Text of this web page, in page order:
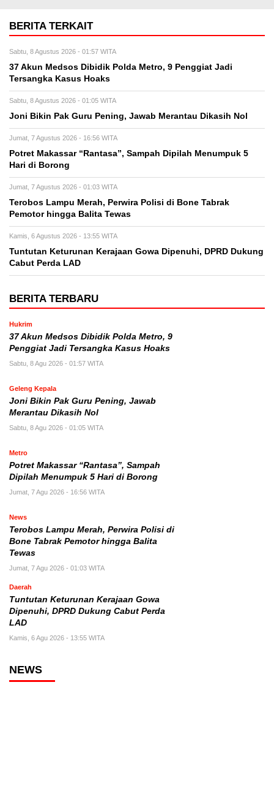
BERITA TERKAIT
Sabtu, 8 Agustus 2026 - 01:57 WITA
37 Akun Medsos Dibidik Polda Metro, 9 Penggiat Jadi
Tersangka Kasus Hoaks
Sabtu, 8 Agustus 2026 - 01:05 WITA
Joni Bikin Pak Guru Pening, Jawab Merantau Dikasih Nol
Jumat, 7 Agustus 2026 - 16:56 WITA
Potret Makassar “Rantasa”, Sampah Dipilah Menumpuk 5
Hari di Borong
Jumat, 7 Agustus 2026 - 01:03 WITA
Terobos Lampu Merah, Perwira Polisi di Bone Tabrak
Pemotor hingga Balita Tewas
Kamis, 6 Agustus 2026 - 13:55 WITA
Tuntutan Keturunan Kerajaan Gowa Dipenuhi, DPRD Dukung
Cabut Perda LAD
BERITA TERBARU
Hukrim
37 Akun Medsos Dibidik Polda Metro, 9
Penggiat Jadi Tersangka Kasus Hoaks
Sabtu, 8 Agu 2026 - 01:57 WITA
Geleng Kepala
Joni Bikin Pak Guru Pening, Jawab
Merantau Dikasih Nol
Sabtu, 8 Agu 2026 - 01:05 WITA
Metro
Potret Makassar “Rantasa”, Sampah
Dipilah Menumpuk 5 Hari di Borong
Jumat, 7 Agu 2026 - 16:56 WITA
News
Terobos Lampu Merah, Perwira Polisi di
Bone Tabrak Pemotor hingga Balita
Tewas
Jumat, 7 Agu 2026 - 01:03 WITA
Daerah
Tuntutan Keturunan Kerajaan Gowa
Dipenuhi, DPRD Dukung Cabut Perda
LAD
Kamis, 6 Agu 2026 - 13:55 WITA
NEWS